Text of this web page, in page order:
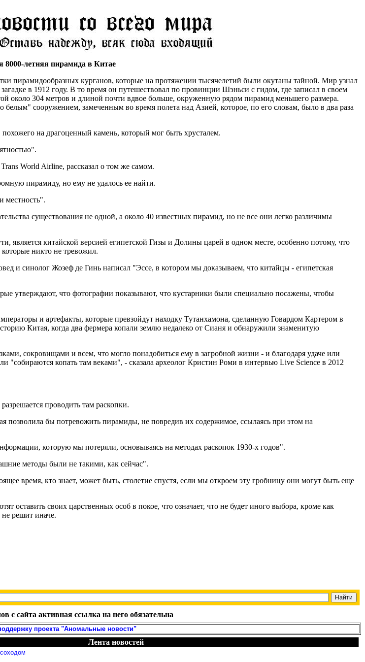
8000-летняя пирамида в Китае
пирамидообразных курганов, которые на протяжении тысячелетий были окутаны тайной. Мир узнал
в 1912 году. В то время он путешествовал по провинции Шэньси с гидом, где записал в своем
около 304 метров и длиной почти вдвое больше, окруженную рядом пирамид меньшего размера.
сооружением, замеченным во время полета над Азией, которое, по его словам, было в два раза
на драгоценный камень, который мог быть хрусталем.
World Airline, рассказал о том же самом.
пирамиду, но ему не удалось ее найти.
местность".
существования не одной, а около 40 известных пирамид, но не все они легко различимы
китайской версией египетской Гизы и Долины царей в одном месте, особенно потому, что
которые никто не тревожил.
и синолог Жозеф де Гинь написал "Эссе, в котором мы доказываем, что китайцы - египетская
утверждают, что фотографии показывают, что кустарники были специально посажены, чтобы
и артефакты, которые превзойдут находку Тутанхамона, сделанную Говардом Картером в
Китая, когда два фермера копали землю недалеко от Сианя и обнаружили знаменитую
сокровищами и всем, что могло понадобиться ему в загробной жизни - и благодаря удаче или
"собираются копать там веками", - сказала археолог Кристин Роми в интервью Live Science в 2012
проводить там раскопки.
позволила бы потревожить пирамиды, не повредив их содержимое, ссылаясь при этом на
которую мы потеряли, основываясь на методах раскопок 1930-х годов".
методы были не такими, как сейчас".
время, кто знает, может быть, столетие спустя, если мы откроем эту гробницу они могут быть еще
оставить своих царственных особ в покое, что означает, что не будет иного выбора, кроме как
не решит иначе.
с сайта активная ссылка на него обязательна
проекта "Аномальные новости"
Лента новостей